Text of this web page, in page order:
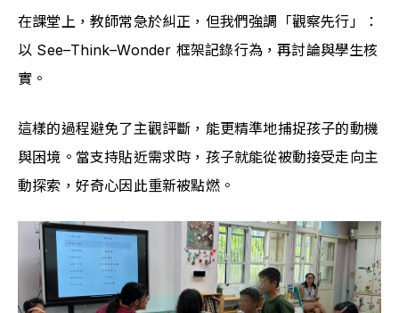
在課堂上，教師常急於糾正，但我們強調「觀察先行」：
以 See–Think–Wonder 框架記錄行為，再討論與學生核
實。
這樣的過程避免了主觀評斷，能更精準地捕捉孩子的動機
與困境。當支持貼近需求時，孩子就能從被動接受走向主
動探索，好奇心因此重新被點燃。